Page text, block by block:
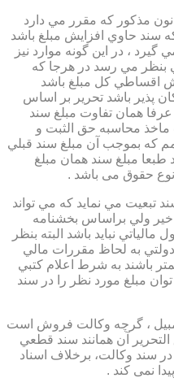
مذكور كه مقرر مي دارد
حاوي افزايش مبلغ باشد
، در اين گونه موارد نيز
بنظر مي رسد در هرجا كه
اقساطي كل مبلغ باشد
پذير باشد تحرير بر اساس
همان تفاوت مبلغ سند
محاسبه حق الثبت و
كه بموجب آن مبلغ سند قبلي
طبعا مبلغ سند همان مبلغ
نوع حقوق می باشد .
تبعيت مي نمايد كه مي تواند
ولي براساس بخشنامه
نبايد باشد البته بنظر
به لحاظ مقررات مالي
باشند به شرط اعلام كتبي
مبلغ مورد نظر را در سند
، گرچه وكالت فروش است
آن همانند سند قطعي
سند وكالت، برخلاف اسناد
نمی کند .